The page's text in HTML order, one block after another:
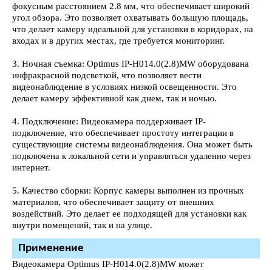
фокусным расстоянием 2.8 мм, что обеспечивает широкий
угол обзора. Это позволяет охватывать большую площадь,
что делает камеру идеальной для установки в коридорах, на
входах и в других местах, где требуется мониторинг.
3. Ночная съемка: Optimus IP-H014.0(2.8)MW оборудована
инфракрасной подсветкой, что позволяет вести
видеонаблюдение в условиях низкой освещенности. Это
делает камеру эффективной как днем, так и ночью.
4. Подключение: Видеокамера поддерживает IP-
подключение, что обеспечивает простоту интеграции в
существующие системы видеонаблюдения. Она может быть
подключена к локальной сети и управляться удаленно через
интернет.
5. Качество сборки: Корпус камеры выполнен из прочных
материалов, что обеспечивает защиту от внешних
воздействий. Это делает ее подходящей для установки как
внутри помещений, так и на улице.
Применение
Видеокамера Optimus IP-H014.0(2.8)MW может